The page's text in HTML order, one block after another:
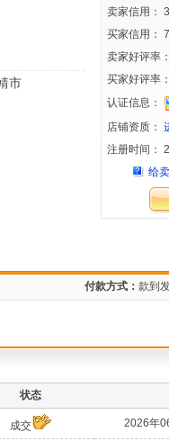
市
卖家信用：
买家信用：
卖家好评率：
买家好评率：
认证信息：
店铺资质：
注册时间：
给
付款方式： 款到
状态
成交 2026年